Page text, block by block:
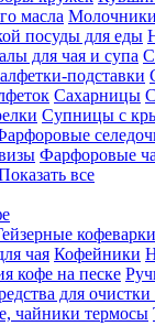
масла
посуды для еды
для чая и супа
подставки
Сахарницы
Супницы с
Фарфоровые
все
кофеварки
чая Кофейники
кофе на песке
для
чайники термосы